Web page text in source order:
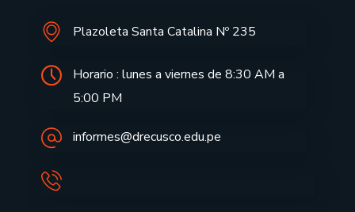
Plazoleta Santa Catalina Nº 235
Horario : lunes a viernes de 8:30 AM a
5:00 PM
informes@drecusco.edu.pe